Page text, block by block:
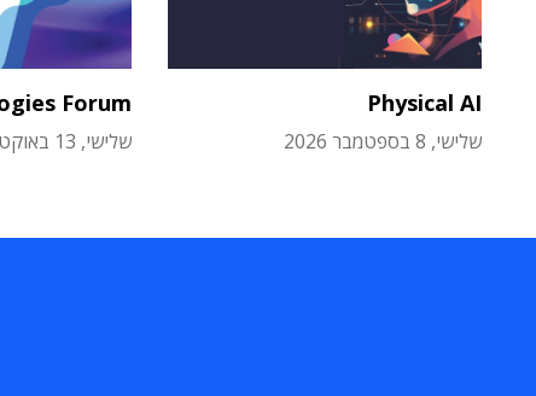
Physical AI
שלישי, 8 בספטמבר 2026
Forum
שלישי, 13 באוקטובר 2026